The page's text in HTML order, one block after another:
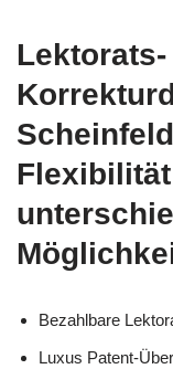
Lektorats-
Bezahlbare
Luxus Patent-